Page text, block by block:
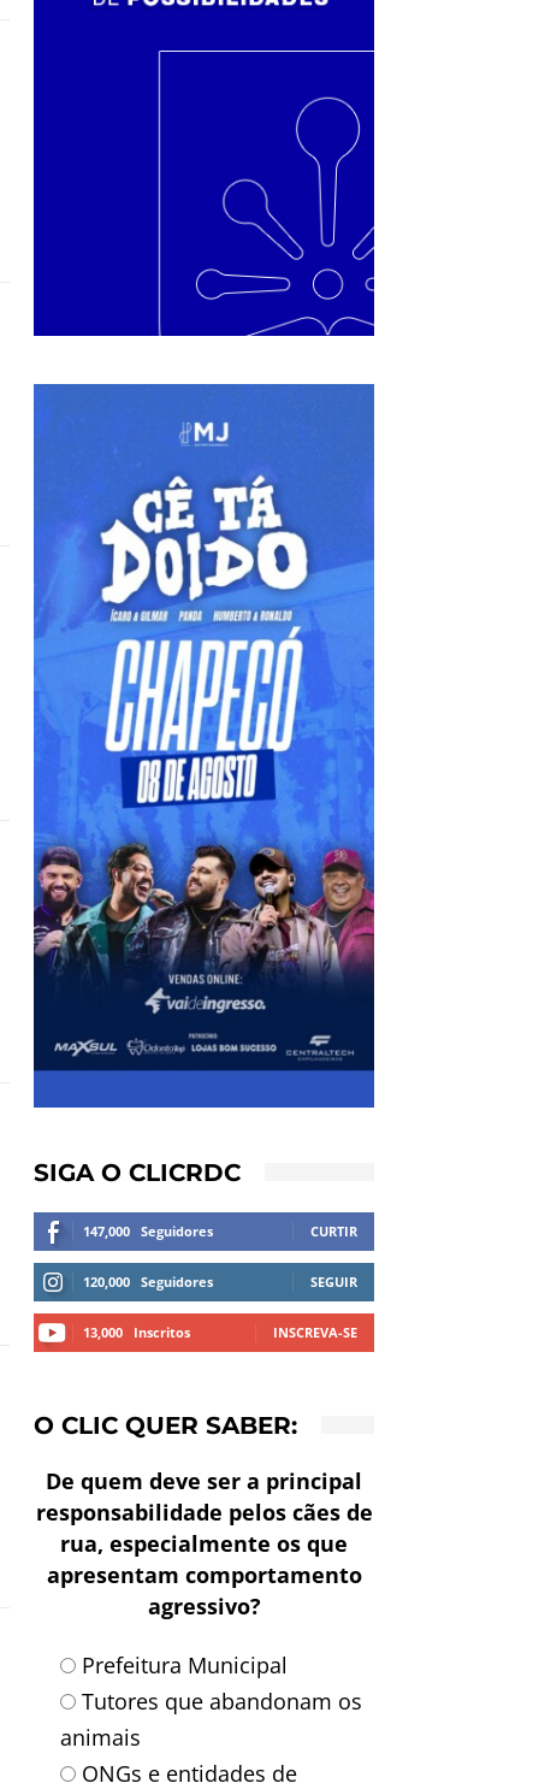
SIGA O CLICRDC
147,000 Seguidores CURTIR
120,000 Seguidores SEGUIR
13,000 Inscritos INSCREVA-SE
O CLIC QUER SABER:
De quem deve ser a principal
responsabilidade pelos cães de
rua, especialmente os que
apresentam comportamento
agressivo?
Prefeitura Municipal
Tutores que abandonam os
animais
ONGs e entidades de